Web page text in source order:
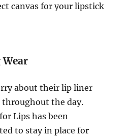
canvas for your lipstick
about their lip liner
the day.
Lips has been
to stay in place for